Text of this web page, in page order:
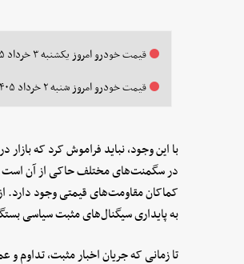
قیمت خودرو امروز یکشنبه ۳ خرداد ۱۴۰۵
قیمت خودرو امروز شنبه ۲ خرداد ۱۴۰۵
با این وجود، نباید فراموش کرد که
در سگمنت‌های مختلف حاکی از آن است که
کماکان مقاومت‌های قیمتی وجود دارد.
به پایداری سیگنال‌های مثبت سیاسی
تا زمانی که جریان اخبار مثبت، تداوم و